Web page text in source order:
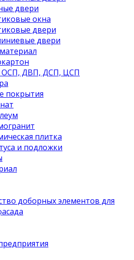
двери
окна
двери
двери
ОСП, ДВП, ДСП, ЦСП
покрытия
плитка
и подложки
доборных элементов для